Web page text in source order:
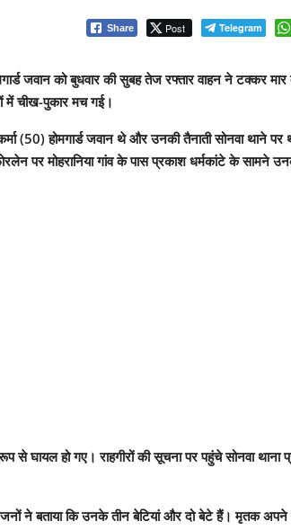
Share Post Telegram
जवान को बुधवार की सुबह तेज रफ्तार वाहन ने टक्कर
में चीख-पुकार मच गई।
(50) होमगार्ड जवान थे और उनकी तैनाती सोनवा
पर मोहरानिया गांव के पास प्रकाश धर्मकांटे के सामने
हो गए। राहगीरों की सूचना पर पहुंचे सोनवा थाना
ने बताया कि उनके तीन बेटियां और दो बेटे हैं। मृतक अपने